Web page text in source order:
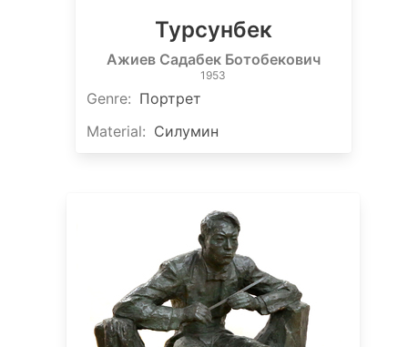
Турсунбек
Ажиев Садабек Ботобекович
1953
Genre: Портрет
Material: Силумин